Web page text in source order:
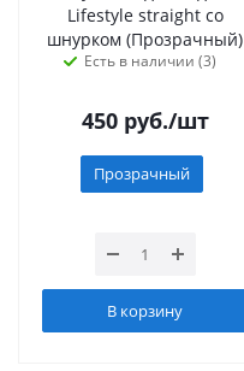
Lifestyle straight со
шнурком (Прозрачный)
Есть в наличии (3)
450руб./шт
Прозрачный
В корзину